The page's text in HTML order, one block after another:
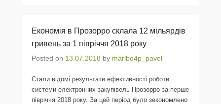
Економія в Прозорро склала 12 мільярдів
гривень за 1 півріччя 2018 року
Posted on 13.07.2018 by marlbo4p_pavel
Стали відомі результати ефективності роботи
системи електронних закупівель Прозорро за перше
півріччя 2018 року. За цей період було зекономлено